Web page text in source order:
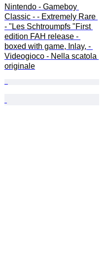
Nintendo - Gameboy
Classic - - Extremely Rare
- "Les Schtroumpfs "First
edition FAH release -
boxed with game, Inlay, -
Videogioco - Nella scatola
originale